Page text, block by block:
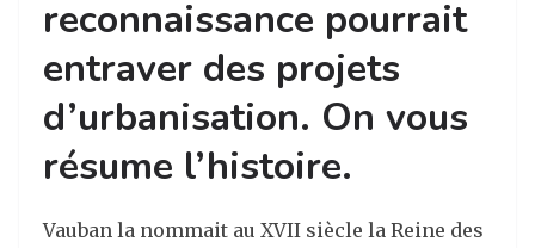
reconnaissance pourrait
entraver des projets
d’urbanisation. On vous
résume l’histoire.
Vauban la nommait au XVII siècle la Reine des